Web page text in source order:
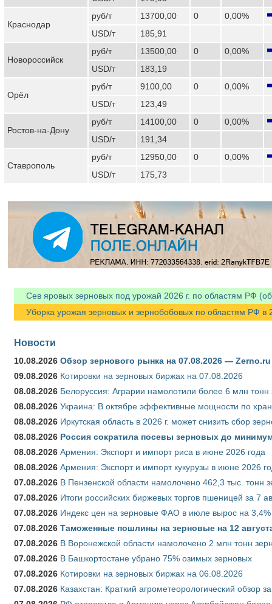
Краснодар
руб/т 13700,00 0
0,00%
USD/т
185,91
Новороссийск
руб/т 13500,00 0
0,00%
USD/т
183,19
Орёл
руб/т 9100,00 0
0,00%
USD/т
123,49
Ростов-на-Дону
руб/т 14100,00 0
0,00%
USD/т
191,34
Ставрополь
руб/т 12950,00 0
0,00%
USD/т
175,73
Сев яровых зерновых под урожай 2026 г. по областям РФ
Уборка урожая зерновых и зернобобовых по областям РФ в
Новости
10.08.2026 Обзор зернового рынка на 07.08.2026 — Zerno.ru
09.08.2026 Котировки на зерновых биржах на 07.08.2026
08.08.2026 Белоруссия: Аграрии намолотили более 6 млн тонн
08.08.2026 Украина: В октябре эффективные мощности по
08.08.2026 Иркутская область в 2026 г. может снизить сбор
08.08.2026 Россия сократила посевы зерновых до
08.08.2026 Армения: Экспорт и импорт риса в июне 2026 года
08.08.2026 Армения: Экспорт и импорт кукурузы в июне 2026
07.08.2026 В Пензенской области намолочено 462,3 тыс. тонн
07.08.2026 Итоги российских биржевых торгов пшеницей за 7
07.08.2026 Индекс цен на зерновые ФАО в июле вырос на 3,4%
07.08.2026 Таможенные пошлины на зерновые на 12
07.08.2026 В Воронежской области намолочено 2 млн тонн
07.08.2026 В Башкортостане убрано 75% озимых зерновых
07.08.2026 Котировки на зерновых биржах на 06.08.2026
07.08.2026 Казахстан: Краткий агрометеорологический обзор